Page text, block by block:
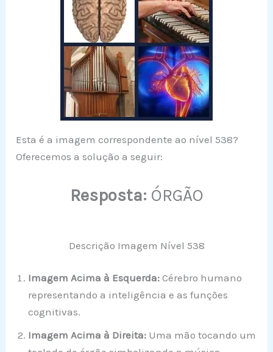
Esta é a imagem correspondente ao nível 538?
Oferecemos a solução a seguir:
Resposta: ÓRGÃO
Descrição Imagem Nível 538
Imagem Acima à Esquerda: Cérebro humano
representando a inteligência e as funções
cognitivas.
Imagem Acima à Direita: Uma mão tocando um